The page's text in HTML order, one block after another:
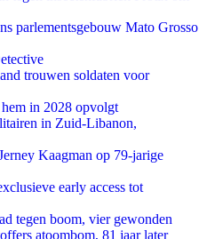
parlementsgebouw Mato Grosso
trouwen soldaten voor
in 2028 opvolgt
in Zuid-Libanon,
Kaagman op 79-jarige
early access tot
tegen boom, vier gewonden
atoombom, 81 jaar later